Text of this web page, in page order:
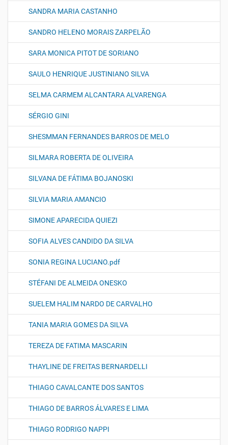
SANDRA MARIA CASTANHO
SANDRO HELENO MORAIS ZARPELÃO
SARA MONICA PITOT DE SORIANO
SAULO HENRIQUE JUSTINIANO SILVA
SELMA CARMEM ALCANTARA ALVARENGA
SÉRGIO GINI
SHESMMAN FERNANDES BARROS DE MELO
SILMARA ROBERTA DE OLIVEIRA
SILVANA DE FÁTIMA BOJANOSKI
SILVIA MARIA AMANCIO
SIMONE APARECIDA QUIEZI
SOFIA ALVES CANDIDO DA SILVA
SONIA REGINA LUCIANO.pdf
STÉFANI DE ALMEIDA ONESKO
SUELEM HALIM NARDO DE CARVALHO
TANIA MARIA GOMES DA SILVA
TEREZA DE FATIMA MASCARIN
THAYLINE DE FREITAS BERNARDELLI
THIAGO CAVALCANTE DOS SANTOS
THIAGO DE BARROS ÁLVARES E LIMA
THIAGO RODRIGO NAPPI